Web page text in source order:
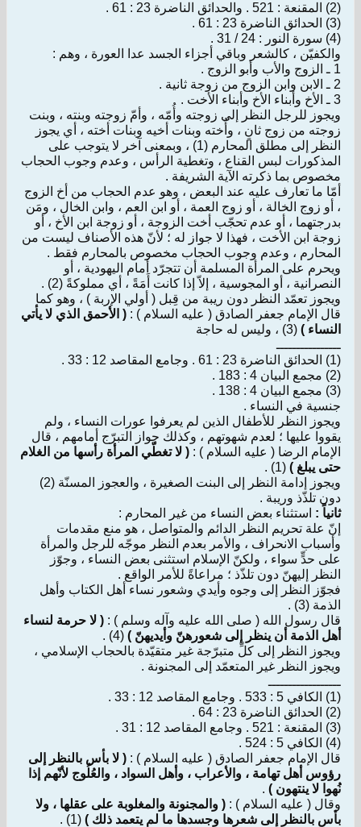
(2) المقنعة : 521 . والحدائق الناضرة 23 : 61 .
(3) الحدائق الناضرة 23 : 61 .
(4) سورة النور : 24 / 31 .
والكفيّن ، كالشعر وباقي أجزاء الجسد عدا العورة ، وهم :
1 ـ الزوج والأب وأبو الزوج .
2 ـ الابن وابن الزوج من زوجة ثانية .
3 ـ الأخ وأبناء الأخ وأبناء الأخت .
ويجوز للرجل النظر إلى زوجته وأُمّه ، وأمّ زوجته وبنته ، وبنت
زوجته من زوج ثانٍ ، وأُخته وبنات أخيه وبنات أخته ، أي يجوز
النظر إلى مطلق المحارم (1) ، وبمعنى آخر لا يتوجب على
المذكورات لبس القناع ، وتغطية الرأس ، وعدم وجوب الحجاب
مخصوص بما ذكرته الآية الشريفة .
أمّا ما تعارف عليه عند البعض ، وهو عدم الحجاب من أخ الزوج
، أو زوج الخالة ، أو زوج العمة ، أو ابن العم ، وابن الخال ، ومَن
بدرجتهما ، أو عدم تحجّب أخت الزوجة ، أو زوجة ابن الأخ ، أو
زوجة ابن الأخت ، فهذا لا جواز له ؛ لأنّ هذه الأصناف ليست من
المحارم ، وعدم وجوب الحجاب مخصوص بالمحارم فقط .
ويحرم على المرأة المسلمة أن تتجرّد أمام اليهودية ، أو
النصرانية ، أو المجوسية ، إلاّ إذا كانت أَمَةً ، أي مملوكةً (2) .
ويجوز تعمّد النظر دون ريبة من قِبل ( أولي الإربة ) ، وهو كما
قال الإمام جعفر الصادق ( عليه السلام ) : ( الأحمق الذي لا يأتي
النساء ) (3) ، وليس له حاجة
ــــــــــــــــ
(1) الحدائق الناضرة 23 : 61 . وجامع المقاصد 12 : 33 .
(2) مجمع البيان 4 : 183 .
(3) مجمع البيان 4 : 138 .
جنسية في النساء .
ويجوز النظر للأطفال الذين لم يعرفوا عورات النساء ، ولم
يقووا عليها ؛ لعدم شهوتهم ، وكذلك جواز التبرّج أمامهم ، قال
الإمام الرضا ( عليه السلام ) : ( لا تغطّي المرأة رأسها من الغلام
حتى يبلغ ) (1) .
ويجوز إدامة النظر إلى البنت الصغيرة ، والعجوز المسنّة (2)
دون تلذّذ وريبة .
ثانياً : استثناء بعض النساء من غير المحارم :
إنّ علة تحريم النظر الدائم والمتواصل ، هو منع مقدمات
وأسباب الانحراف ، والأمر بعدم النظر موجّه للرجل والمرأة
على حدٍّ سواء ، ولكنّ الإسلام استثنى بعض النساء ، وجوّز
النظر إليهنّ دون تلذّذ ؛ مراعاةً للأمر الواقع .
فجوّز النظر إلى وجوه وأيدي وشعور نساء أهل الكتاب وأهل
الذمة (3) .
قال رسول الله ( صلى الله عليه وآله وسلم ) : ( لا حرمة لنساء
أهل الذمة أن ينظر إلى شعورهنّ وأيديهنّ ) (4) .
ويجوز النظر إلى كلِّ متبرّجة غير متقيّدة بالحجاب الإسلامي ،
ويجوز النظر غير المتعمّد إلى المجنونة .
ــــــــــــــــــ
(1) الكافي 5 : 533 . وجامع المقاصد 12 : 33 .
(2) الحدائق الناضرة 23 : 64 .
(3) المقنعة : 521 . وجامع المقاصد 12 : 31 .
(4) الكافي 5 : 524 .
قال الإمام جعفر الصادق ( عليه السلام ) : ( لا بأس بالنظر إلى
رؤوس أهل تهامة ، والأعراب ، وأهل السواد ، والعُلُوج لأنّهم إذا
نُهوا لا ينتهون ) .
وقال ( عليه السلام ) : ( والمجنونة والمغلوبة على عقلها ، ولا
بأس بالنظر إلى شعرها وجسدها ما لم يتعمد ذلك ) (1) .